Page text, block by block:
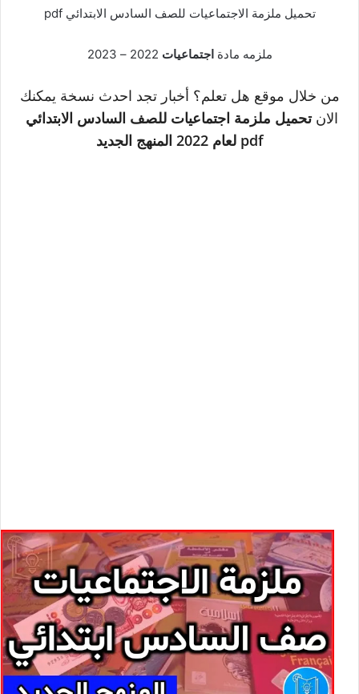
تحميل ملزمة الاجتماعيات للصف السادس الابتدائي pdf
ملزمه مادةاجتماعيات 2022 – 2023
من خلال موقع هل تعلم؟ أخبار تجد احدث نسخة يمكنك
الانتحميل ملزمة اجتماعيات للصف السادس الابتدائي
pdf لعام 2022 المنهج الجديد